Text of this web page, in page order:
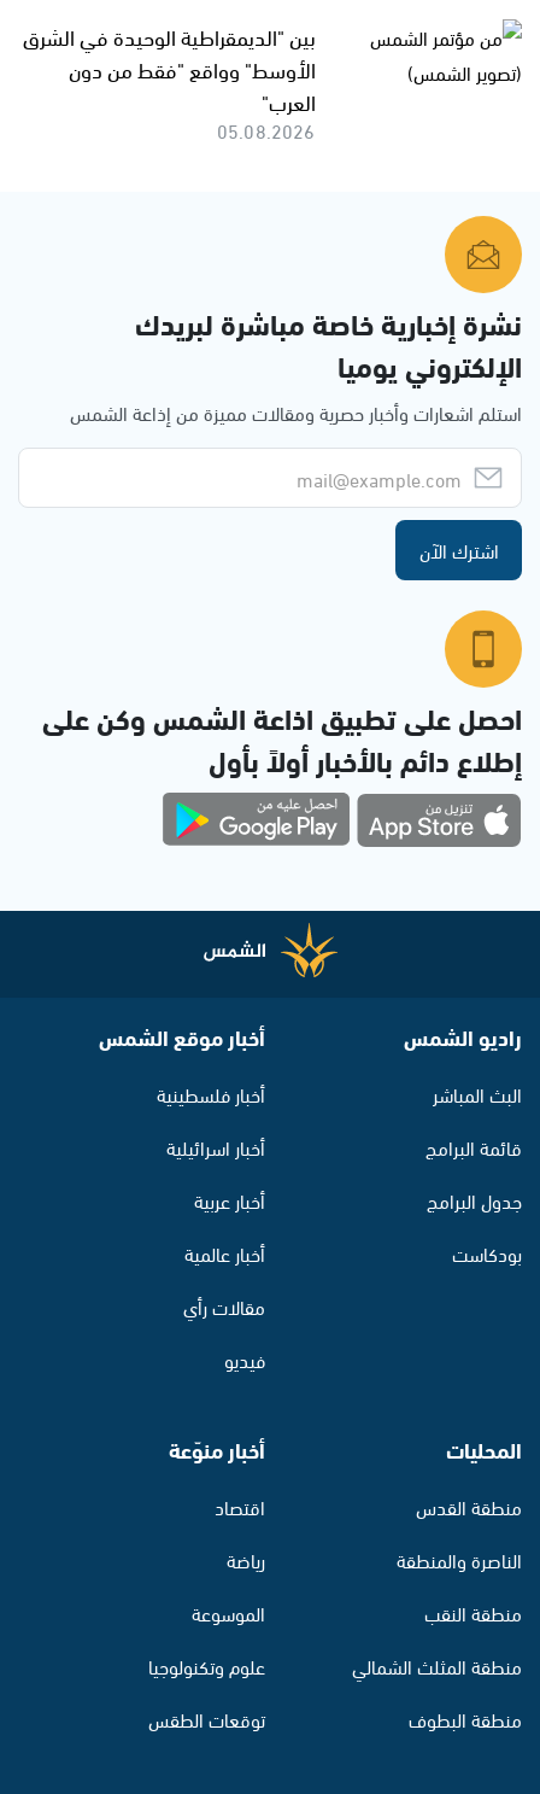
بين "الديمقراطية الوحيدة في الشرق
الأوسط" وواقع "فقط من دون
العرب"
05.08.2026
نشرة إخبارية خاصة مباشرة لبريدك
الإلكتروني يوميا
استلم اشعارات وأخبار حصرية ومقالات مميزة من إذاعة الشمس
اشترك الآن
احصل على تطبيق اذاعة الشمس وكن على
إطلاع دائم بالأخبار أولاً بأول
راديو الشمس
البث المباشر
قائمة البرامج
جدول البرامج
بودكاست
أخبار موقع الشمس
أخبار فلسطينية
أخبار اسرائيلية
أخبار عربية
أخبار عالمية
مقالات رأي
فيديو
المحليات
منطقة القدس
الناصرة والمنطقة
منطقة النقب
منطقة المثلث الشمالي
منطقة البطوف
أخبار منوّعة
اقتصاد
رياضة
الموسوعة
علوم وتكنولوجيا
توقعات الطقس